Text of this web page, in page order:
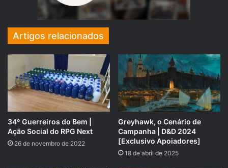
https://bit.ly/boletim-informativo-rpg-next
Artigos relacionados
34º Guerreiros do Bem |
Ação Social do RPG Next
26 de novembro de 2022
Greyhawk, o Cenário de
Campanha | D&D 2024
[Exclusivo Apoiadores]
18 de abril de 2025